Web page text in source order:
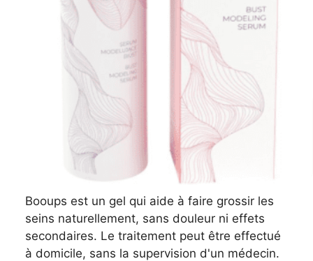
Booups est un gel qui aide à faire grossir les
seins naturellement, sans douleur ni effets
secondaires. Le traitement peut être effectué
à domicile, sans la supervision d'un médecin.